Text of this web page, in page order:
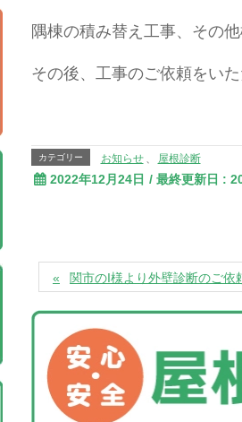
隅棟の積み替え工事、その
その後、工事のご依頼をい
カテゴリー お知らせ 屋根診断
2022年12月24日 / 最終更新日 :
関市のI様より外壁診断のご依